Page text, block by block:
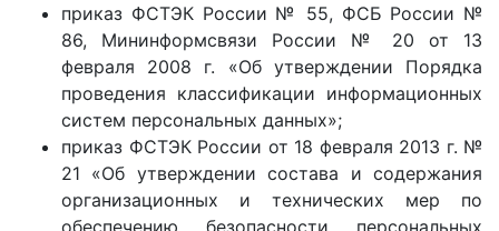
приказ ФСТЭК России № 55, ФСБ России №
86, Мининформсвязи России № 20 от 13
февраля 2008 г. «Об утверждении Порядка
проведения классификации информационных
систем персональных данных»;
приказ ФСТЭК России от 18 февраля 2013 г. №
21 «Об утверждении состава и содержания
организационных и технических мер по
обеспечению безопасности персональных